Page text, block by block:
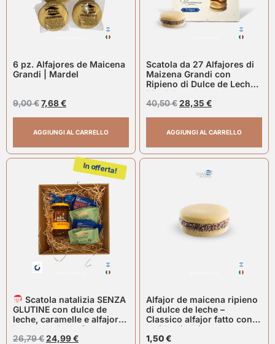
6 pz. Alfajores de Maicena
Grandi | Mardel
9,00€7,68€
AGGIUNGI AL CARRELLO
Scatola da 27 Alfajores di
Maizena Grandi con
Ripieno di Dulce de Leche |
Mardel
40,50€28,35 €
AGGIUNGI AL CARRELLO
In offerta!
Scatola natalizia SENZA
GLUTINE con dulce de
leche, caramelle e alfajores
havanna gluten free
26,79€24,99€
Alfajor de maicena ripieno
di dulce de leche –
Classico alfajor fatto con
amido di mais
1,50€